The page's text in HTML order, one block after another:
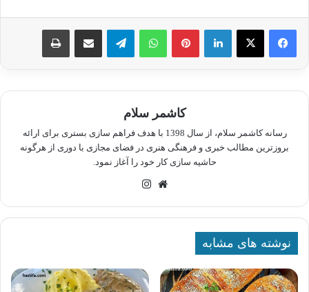
لینکدین پینترستواتس آپ تلگرام اشتراک گذاری از طریق ایمیل چاپ
کاشمر سلام
رسانه کاشمر سلام، از سال 1398 با هدف فراهم سازی بستری برای ارائه
بروزترین مطالب خبری و فرهنگی هنری در فضای مجازی با دوری از هرگونه
حاشیه سازی کار خود را آغاز نمود.
وبسایت
نوشته های مشابه